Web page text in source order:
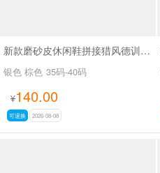
新款磨砂皮休闲鞋拼接猎风德训鞋SA9291
银色 棕色 35码-40码
¥140.00
可退换 2026-08-08